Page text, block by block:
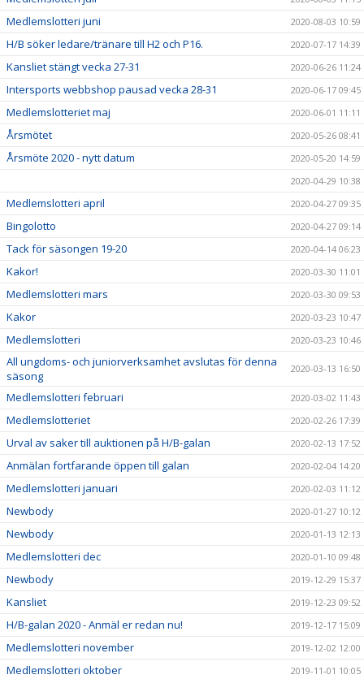
Medlemslotteri juni 2020-08-03 10:59
H/B söker ledare/tränare till H2 och P16. 2020-07-17 14:39
Kansliet stängt vecka 27-31 2020-06-26 11:24
Intersports webbshop pausad vecka 28-31 2020-06-17 09:45
Medlemslotteriet maj 2020-06-01 11:11
Årsmötet 2020-05-26 08:41
Årsmöte 2020 - nytt datum
2020-05-20 14:59
2020-04-29 10:38
Medlemslotteri april 2020-04-27 09:35
Bingolotto 2020-04-27 09:14
Tack för säsongen 19-20 2020-04-14 06:23
Kakor! 2020-03-30 11:01
Medlemslotteri mars 2020-03-30 09:53
Kakor 2020-03-23 10:47
Medlemslotteri 2020-03-23 10:46
All ungdoms- och juniorverksamhet avslutas för denna
säsong
2020-03-13 16:50
Medlemslotteri februari 2020-03-02 11:43
Medlemslotteriet 2020-02-26 17:39
Urval av saker till auktionen på H/B-galan 2020-02-13 17:52
Anmälan fortfarande öppen till galan 2020-02-04 14:20
Medlemslotteri januari 2020-02-03 11:12
Newbody 2020-01-27 10:12
Newbody 2020-01-13 12:13
Medlemslotteri dec 2020-01-10 09:48
Newbody 2019-12-29 15:37
Kansliet 2019-12-23 09:52
H/B-galan 2020 - Anmäl er redan nu! 2019-12-17 15:09
Medlemslotteri november 2019-12-02 12:00
Medlemslotteri oktober 2019-11-01 10:05